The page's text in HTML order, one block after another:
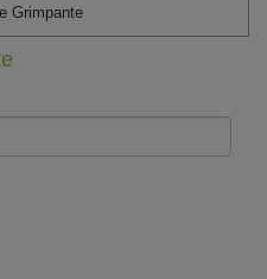
Grimpante